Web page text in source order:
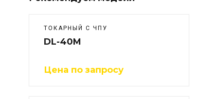
ТОКАРНЫЙ С ЧПУ
DL-40M
Цена по запросу